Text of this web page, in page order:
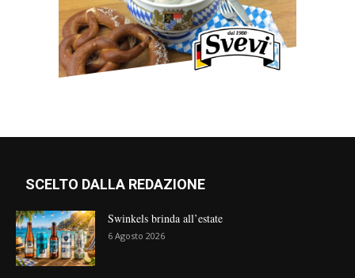
SCELTO DALLA REDAZIONE
Swinkels brinda all’estate
6 Agosto 2026